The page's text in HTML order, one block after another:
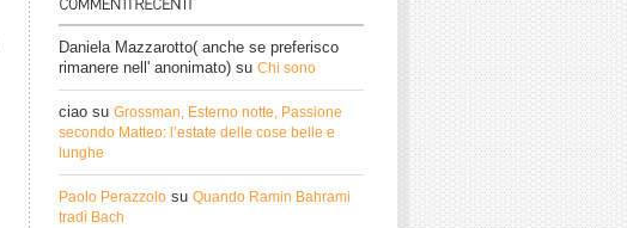
Daniela Mazzarotto( anche se preferisco
rimanere nell' anonimato) su Chi sono
ciao su Grossman, Esterno notte, Passione
secondo Matteo: l’estate delle cose belle e
lunghe
Paolo Perazzolo su Quando Ramin Bahrami
tradì Bach